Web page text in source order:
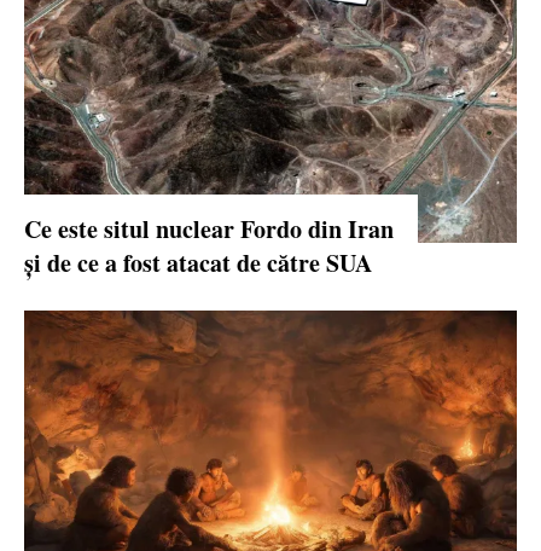
Ce este situl nuclear Fordo din Iran
și de ce a fost atacat de către SUA